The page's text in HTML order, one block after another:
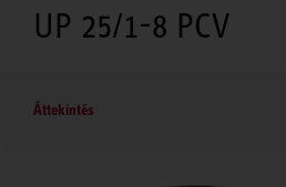
UP 25/1-8 PCV
Áttekintés